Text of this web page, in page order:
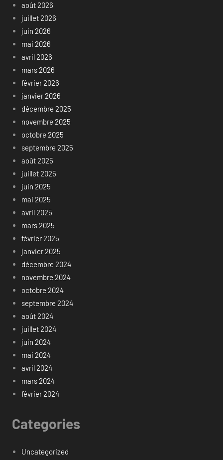
août 2026
juillet 2026
juin 2026
mai 2026
avril 2026
mars 2026
février 2026
janvier 2026
décembre 2025
novembre 2025
octobre 2025
septembre 2025
août 2025
juillet 2025
juin 2025
mai 2025
avril 2025
mars 2025
février 2025
janvier 2025
décembre 2024
novembre 2024
octobre 2024
septembre 2024
août 2024
juillet 2024
juin 2024
mai 2024
avril 2024
mars 2024
février 2024
Categories
Uncategorized